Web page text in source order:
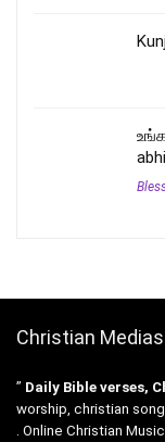
Christian
” Daily Bible verses,
worship, christian
. Online Christian